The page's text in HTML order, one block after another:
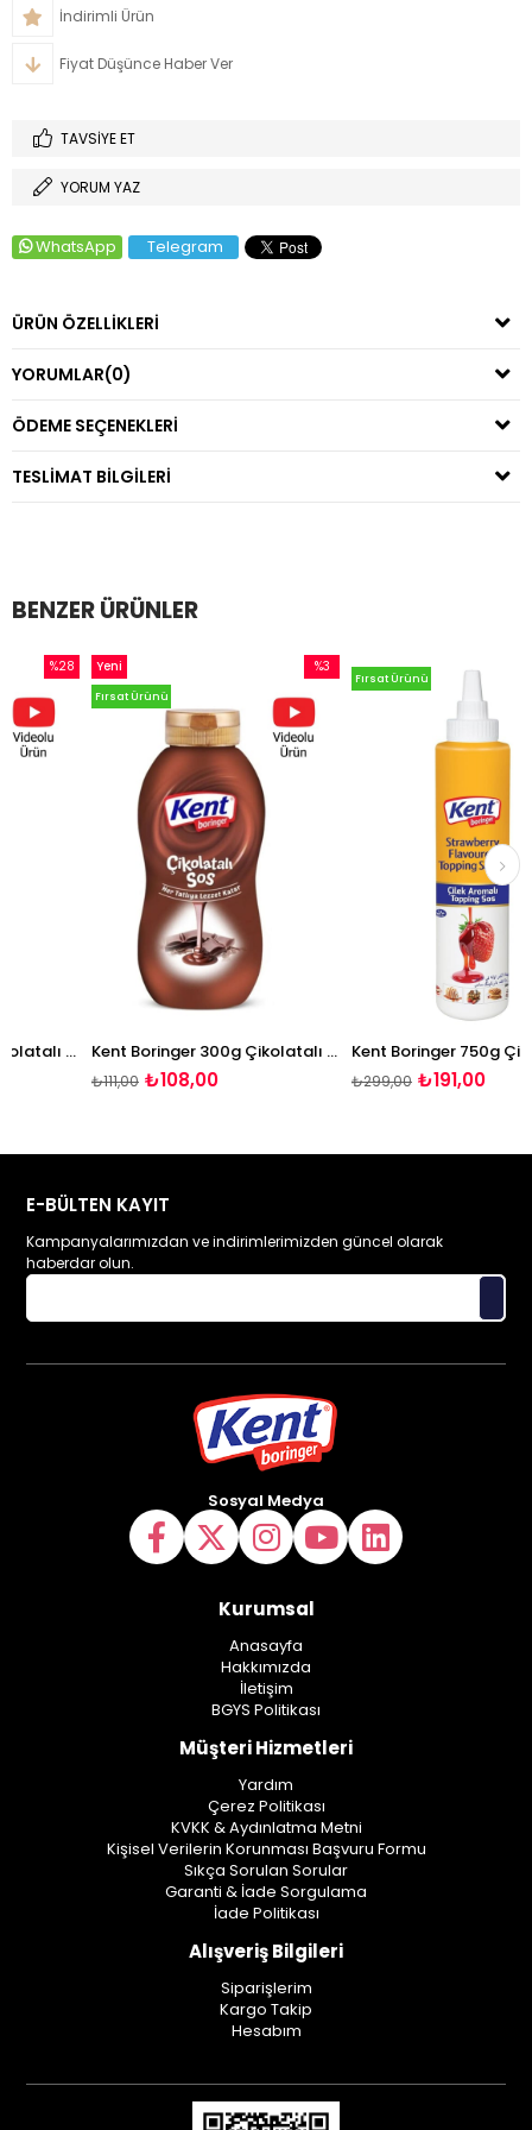
İndirimli Ürün
Fiyat Düşünce Haber Ver
TAVSIYE ET
YORUM YAZ
WhatsApp Telegram
ÜRÜN ÖZELLIKLERI
YORUMLAR(0)
ÖDEME SEÇENEKLERI
TESLIMAT BILGILERI
BENZER ÜRÜNLER
Kent Boringer 750g Çikolatalı Topping Sos
%28İndirim
Kent Boringer 300g Çikolatalı Topping Sos
₺108,00
₺111,00
%3İndirim
Yeni
Fırsat Ürünü
₺191,00
₺299,00
Fırsat Ürünü
E-BÜLTEN KAYIT
Kampanyalarımızdan ve indirimlerimizden güncel olarak
haberdar olun.
Sosyal Medya
Kurumsal
Anasayfa
Hakkımızda
İletişim
BGYS Politikası
Müşteri Hizmetleri
Yardım
Çerez Politikası
KVKK & Aydınlatma Metni
Kişisel Verilerin Korunması Başvuru Formu
Sıkça Sorulan Sorular
Garanti & İade Sorgulama
İade Politikası
Alışveriş Bilgileri
Siparişlerim
Kargo Takip
Hesabım